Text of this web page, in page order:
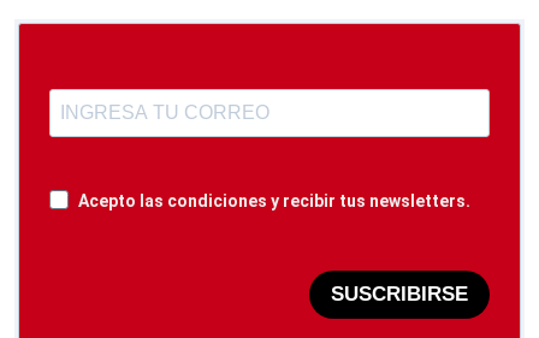
Acepto las condiciones y recibir tus newsletters.
SUSCRIBIRSE